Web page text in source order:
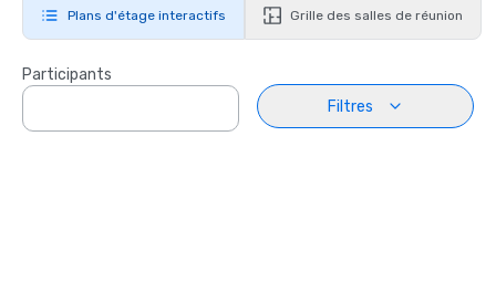
Plans d'étage interactifs Grille des salles de réunion
Participants
Filtres